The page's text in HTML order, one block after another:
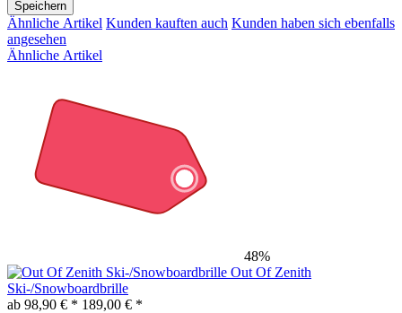
Speichern
Ähnliche Artikel Kunden kauften auch Kunden haben sich ebenfalls
angesehen
Ähnliche Artikel
48%
Out Of Zenith
Ski-/Snowboardbrille
ab 98,90 € * 189,00 € *